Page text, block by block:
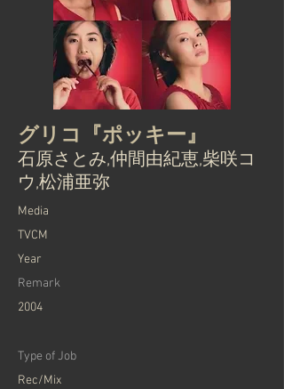
グリコ『ポッキー』
石原さとみ,仲間由紀恵,柴咲コ
ウ,松浦亜弥
​Media
TVCM
Year
Remark
2004
Type of Job
Rec/Mix